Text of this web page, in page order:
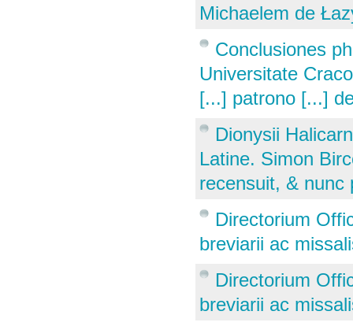
Michaelem de
Conclusiones
Universitate
[...] patrono [...]
Dionysii
Latine. Simon
recensuit, & nunc
Directorium
breviarii ac
Directorium
breviarii ac